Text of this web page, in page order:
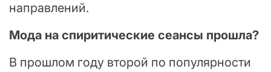
направлений.
Мода на спиритические сеансы прошла?
В прошлом году второй по популярности